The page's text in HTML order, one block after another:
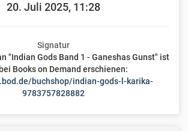
20. Juli 2025, 11:28
Signatur
"Indian Gods Band 1 - Ganeshas Gunst" ist
Books on Demand erschienen:
buchshop/indian-gods-l-karika-
9783757828882